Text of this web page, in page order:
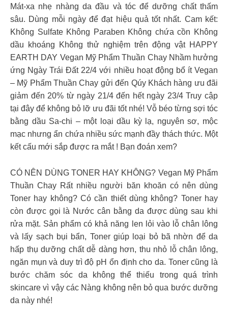
Mát-xa nhẹ nhàng da đầu và tóc để dưỡng chất thấm
sâu. Dùng mỗi ngày để đạt hiệu quả tốt nhất. Cam kết:
Không Sulfate Không Paraben Không chứa cồn Không
dầu khoáng Không thử nghiệm trên động vật HAPPY
EARTH DAY Vegan Mỹ Phẩm Thuần Chay Nhầm hưởng
ứng Ngày Trái Đất 22/4 với nhiều hoạt động bổ ít Vegan
– Mỹ Phẩm Thuần Chay gửi đến Qúy Khách hàng ưu đãi
giảm đến 20% từ ngày 21/4 đến hết ngày 23/4 Truy cập
tại đây để không bỏ lỡ ưu đãi tốt nhé! Vỗ béo từng sợi tóc
bằng dầu Sa-chi – một loại dầu kỳ lạ, nguyên sơ, mộc
mạc nhưng ẩn chứa nhiều sức mạnh đầy thách thức. Một
kết cấu mới sắp được ra mắt ! Bạn đoán xem?
CÓ NÊN DÙNG TONER HAY KHÔNG? Vegan Mỹ Phẩm
Thuần Chay Rất nhiều người băn khoăn có nên dùng
Toner hay không? Có cần thiết dùng không? Toner hay
còn được gọi là Nước cân bằng da được dùng sau khi
rửa mặt. Sản phẩm có khả năng len lỏi vào lỗ chân lông
và lấy sạch bụi bẩn, Toner giúp loại bỏ bã nhờn để da
hấp thụ dưỡng chất dễ dàng hơn, thu nhỏ lỗ chân lông,
ngăn mụn và duy trì độ pH ổn định cho da. Toner cũng là
bước chăm sóc da không thể thiếu trong quá trình
skincare vì vậy các Nàng không nên bỏ qua bước dưỡng
da này nhé!